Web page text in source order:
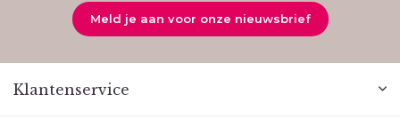
Meld je aan voor onze nieuwsbrief
Klantenservice